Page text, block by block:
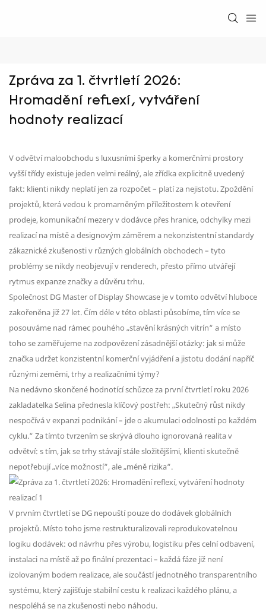
Zpráva za 1. čtvrtletí 2026:
Hromadění reflexí, vytváření
hodnoty realizací
V odvětví maloobchodu s luxusními šperky a komerčními prostory
vyšší třídy existuje jeden velmi reálný, ale zřídka explicitně uvedený
fakt: klienti nikdy neplatí jen za rozpočet – platí za nejistotu. Zpoždění
projektů, která vedou k promarněným příležitostem k otevření
prodeje, komunikační mezery v dodávce přes hranice, odchylky mezi
realizací na místě a designovým záměrem a nekonzistentní standardy
zákaznické zkušenosti v různých globálních obchodech – tyto
problémy se nikdy neobjevují v renderech, přesto přímo utvářejí
rytmus expanze značky a důvěru trhu.
Společnost DG Master of Display Showcase je v tomto odvětví hluboce
zakořeněna již 27 let. Čím déle v této oblasti působíme, tím více se
posouváme nad rámec pouhého „stavění krásných vitrín“ a místo
toho se zaměřujeme na zodpovězení zásadnější otázky: jak si může
značka udržet konzistentní komerční vyjádření a jistotu dodání napříč
různými zeměmi, trhy a realizačními týmy?
Na nedávno skončené hodnotící schůzce za první čtvrtletí roku 2026
zakladatelka Selina přednesla klíčový postřeh: „Skutečný růst nikdy
nespočívá v expanzi podnikání – jde o akumulaci odolnosti po každém
cyklu.“ Za tímto tvrzením se skrývá dlouho ignorovaná realita v
odvětví: s tím, jak se trhy stávají stále složitějšími, klienti skutečně
nepotřebují „více možností“, ale „méně rizika“.
V prvním čtvrtletí se DG nepouští pouze do dodávek globálních
projektů. Místo toho jsme restrukturalizovali reprodukovatelnou
logiku dodávek: od návrhu přes výrobu, logistiku přes celní odbavení,
instalaci na místě až po finální prezentaci – každá fáze již není
izolovaným bodem realizace, ale součástí jednotného transparentního
systému, který zajišťuje stabilní cestu k realizaci každého plánu, a
nespoléhá se na zkušenosti nebo náhodu.